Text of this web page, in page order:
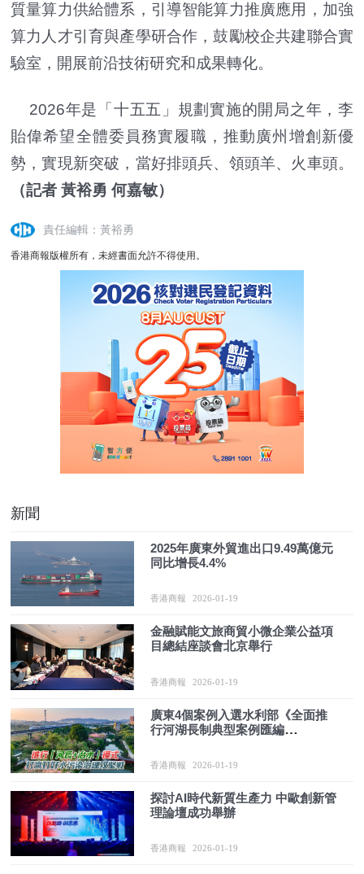
質量算力供給體系，引導智能算力推廣應用，加強
算力人才引育與產學研合作，鼓勵校企共建聯合實
驗室，開展前沿技術研究和成果轉化。
2026年是「十五五」規劃實施的開局之年，李
貽偉希望全體委員務實履職，推動廣州增創新優
勢，實現新突破，當好排頭兵、領頭羊、火車頭。
（記者 黃裕勇 何嘉敏）
責任編輯：黃裕勇
香港商報版權所有，未經書面允許不得使用。
新聞
2025年廣東外貿進出口9.49萬億元
同比增長4.4%
香港商報 2026-01-19
金融賦能文旅商貿小微企業公益項
目總結座談會北京舉行
香港商報 2026-01-19
廣東4個案例入選水利部《全面推
行河湖長制典型案例匯編
香港商報 2026-01-19
探討AI時代新質生產力 中歐創新管
理論壇成功舉辦
香港商報 2026-01-19